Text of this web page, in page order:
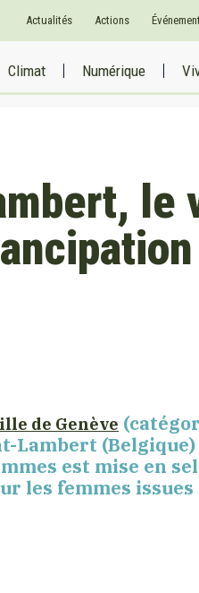
Actualités Actions
Climat Numérique
le
de Genève
Lambert (Belgique)
est mise en
les femmes